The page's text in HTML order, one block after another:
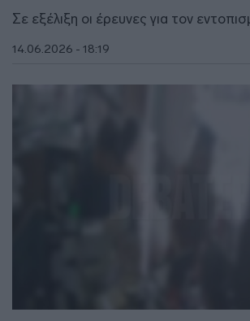
Σε εξέλιξη οι έρευνες για τον
14.06.2026 - 18:19